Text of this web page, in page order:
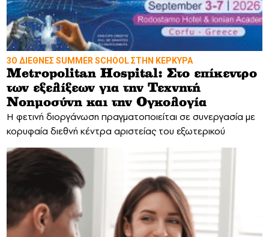
3Ο ΔΙΕΘΝΕΣ SUMMER SCHOOL ΣΤΗΝ ΚΕΡΚΥΡΑ
Metropolitan Hospital: Στο επίκεντρο
των εξελίξεων για την Τεχνητή
Νοημοσύνη και την Ογκολογία
Η φετινή διοργάνωση πραγματοποιείται σε συνεργασία με
κορυφαία διεθνή κέντρα αριστείας του εξωτερικού